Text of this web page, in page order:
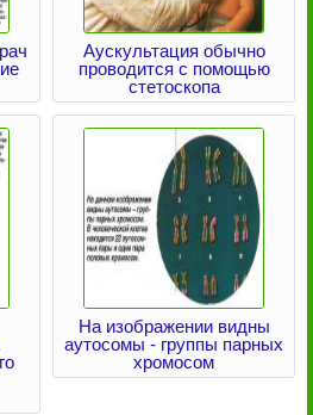
Аускультация обычно
проводится с помощью
стетоскопа
На изображении видны
аутосомы - группы парных
хромосом